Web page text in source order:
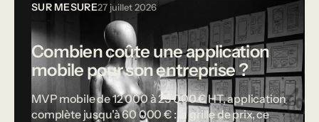
SUR MESURE27 juillet 2026
Combien coûte une application
mobile pour son entreprise ?
MVP mobile de 12 000 à 25 000 € HT, application
complète jusqu'à 60 000 € : la grille de prix, ce